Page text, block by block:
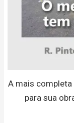
A mais completa
para sua